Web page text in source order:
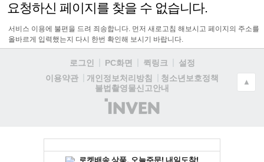
요청하신 페이지를 찾을 수 없습니다.
서비스 이용에 불편을 드려 죄송합니다. 먼저 새로고침 해보시고 페이지의 주소를
올바르게 입력했는지 다시 한번 확인해 보시기 바랍니다.
로그인 PC화면 퀵링크
설정
이용약관
개인정보처리방침
청소년보호정책
불법촬영물신고안내
(주)
인
▲